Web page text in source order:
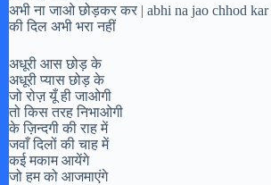
अभी ना जाओ छोड़कर कर | abhi na jao chhod
की दिल अभी भरा नहीं
अधूरी आस छोड़ के
अधूरी प्यास छोड़ के
जो रोज़ यूँ ही जाओगी
तो किस तरह निभाओगी
के ज़िन्दगी की राह में
जवाँ दिलों की चाह में
कई मकाम आयेंगे
जो हम को आजमाएंगे